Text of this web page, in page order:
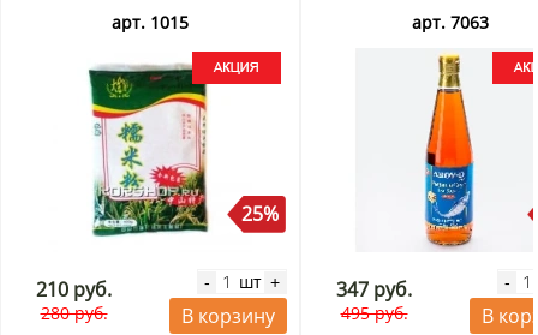
арт. 1015
25%
210 руб.
280 руб.
- шт +
В корзину
арт. 7063
347 руб.
495 руб.
-
В